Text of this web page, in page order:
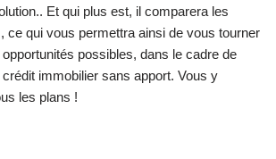
Et qui plus est, il comparera les
ce qui vous permettra ainsi de vous tourner
possibles, dans le cadre de
immobilier sans apport. Vous y
les plans !